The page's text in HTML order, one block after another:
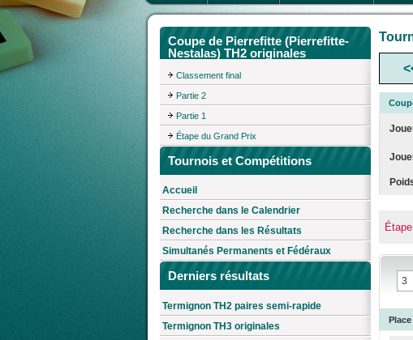
Coupe de Pierrefitte (Pierrefitte-
Nestalas) TH2 originales
Classement final
Partie 2
Partie 1
Étape du Grand Prix
Tournois et Compétitions
Accueil
Recherche dans le Calendrier
Recherche dans les Résultats
Simultanés Permanents et Fédéraux
Derniers résultats
Termignon TH2 paires semi-rapide
Termignon TH3 originales
Place